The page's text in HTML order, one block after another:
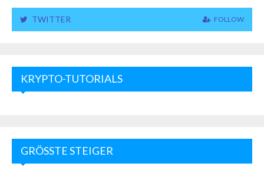
TWITTER FOLLOW
KRYPTO-TUTORIALS
GRÖSSTE STEIGER